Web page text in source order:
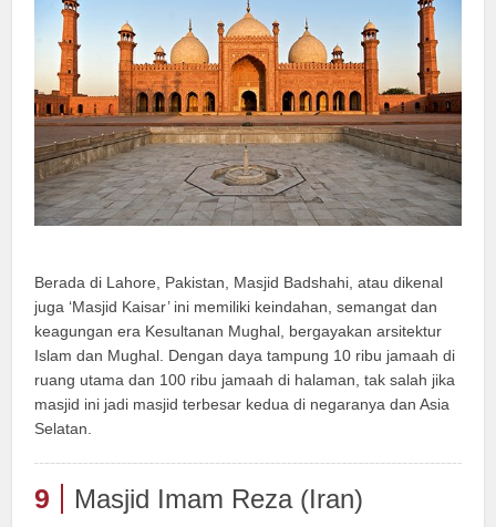
Berada di Lahore, Pakistan, Masjid Badshahi, atau dikenal
juga ‘Masjid Kaisar’ ini memiliki keindahan, semangat dan
keagungan era Kesultanan Mughal, bergayakan arsitektur
Islam dan Mughal. Dengan daya tampung 10 ribu jamaah di
ruang utama dan 100 ribu jamaah di halaman, tak salah jika
masjid ini jadi masjid terbesar kedua di negaranya dan Asia
Selatan.
9 Masjid Imam Reza (Iran)